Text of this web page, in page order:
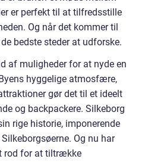
er perfekt til at tilfredsstille
Og når det kommer til
bedste steder at udforske.
af muligheder for at nyde en
hyggelige atmosfære,
gør det til et ideelt
og backpackere. Silkeborg
rige historie, imponerende
Og nu har
rod for at tiltrække